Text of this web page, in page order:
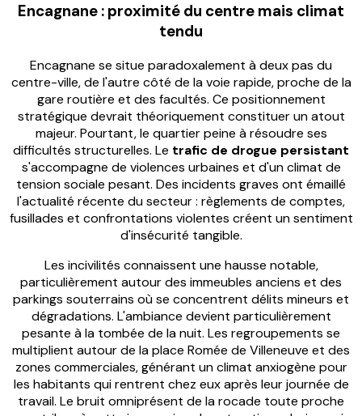
Encagnane : proximité du centre mais climat
tendu
Encagnane se situe paradoxalement à deux pas du
centre-ville, de l'autre côté de la voie rapide, proche de la
gare routière et des facultés. Ce positionnement
stratégique devrait théoriquement constituer un atout
majeur. Pourtant, le quartier peine à résoudre ses
difficultés structurelles. Le trafic de drogue persistant
s'accompagne de violences urbaines et d'un climat de
tension sociale pesant. Des incidents graves ont émaillé
l'actualité récente du secteur : règlements de comptes,
fusillades et confrontations violentes créent un sentiment
d'insécurité tangible.
Les incivilités connaissent une hausse notable,
particulièrement autour des immeubles anciens et des
parkings souterrains où se concentrent délits mineurs et
dégradations. L'ambiance devient particulièrement
pesante à la tombée de la nuit. Les regroupements se
multiplient autour de la place Romée de Villeneuve et des
zones commerciales, générant un climat anxiogène pour
les habitants qui rentrent chez eux après leur journée de
travail. Le bruit omniprésent de la rocade toute proche